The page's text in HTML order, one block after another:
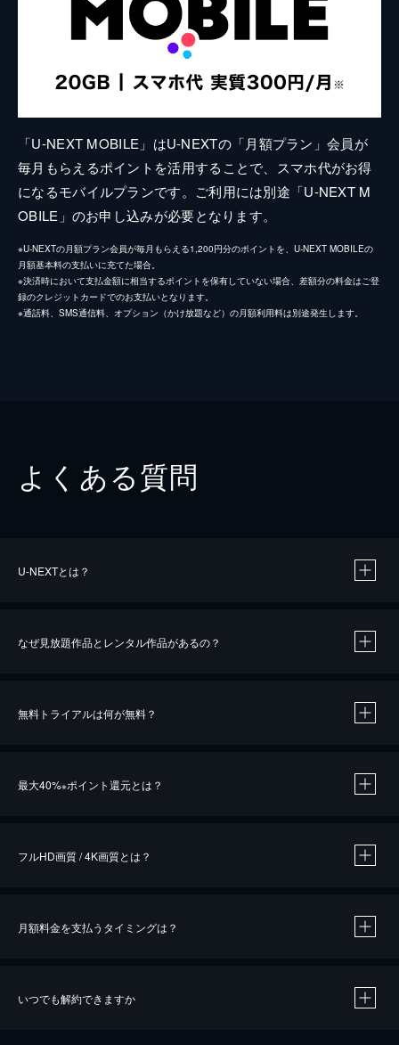
「U-NEXT MOBILE」はU-NEXTの「月額プラン」会員が
毎月もらえるポイントを活用することで、スマホ代がお得
になるモバイルプランです。ご利用には別途「U-NEXT M
OBILE」のお申し込みが必要となります。
※U-NEXTの月額プラン会員が毎月もらえる1,200円分のポイントを、U-NEXT MOBILEの
月額基本料の支払いに充てた場合。
※決済時において支払金額に相当するポイントを保有していない場合、差額分の料金はご登
録のクレジットカードでのお支払いとなります。
※通話料、SMS通信料、オプション（かけ放題など）の月額利用料は別途発生します。
よくある質問
U-NEXTとは？
なぜ見放題作品とレンタル作品があるの？
無料トライアルは何が無料？
最大40%※ポイント還元とは？
※40％ポイント還元の対象は、クレジットカード決済による作品の購入 / レンタルです。
フルHD画質 / 4K画質とは？
月額料金を支払うタイミングは？
いつでも解約できますか